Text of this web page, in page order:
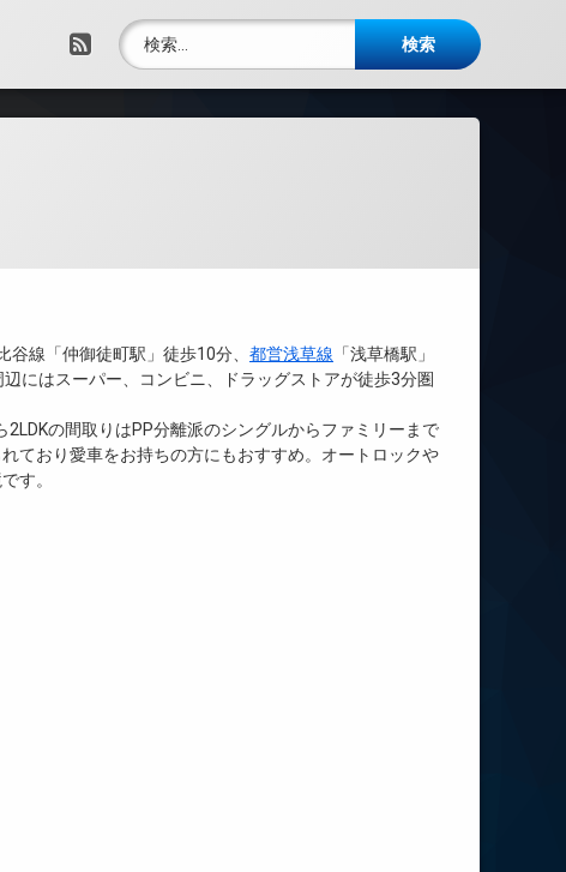
RSS
検索:
線「仲御徒町駅」徒歩10分、 都営浅草線 「浅草橋駅」
にはスーパー、コンビニ、ドラッグストアが徒歩3分圏
の間取りはPP分離派のシングルからファミリーまで
ており愛車をお持ちの方にもおすすめ。オートロックや
す。